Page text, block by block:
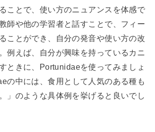
ことで、使い方のニュアンスを体感で
師や他の学習者と話すことで、フィー
ことができ、自分の発音や使い方の改
例えば、自分が興味を持っているカニ
ときに、Portunidaeを使ってみましょ
の中には、食用として人気のある種も
」のような具体例を挙げると良いでし